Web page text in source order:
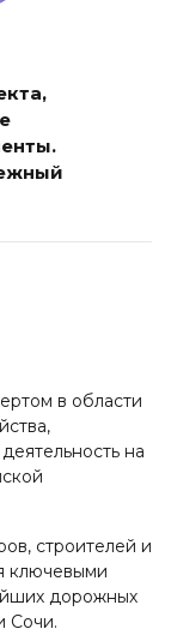
в области
на
строителей и
ключевыми
дорожных
Сочи.